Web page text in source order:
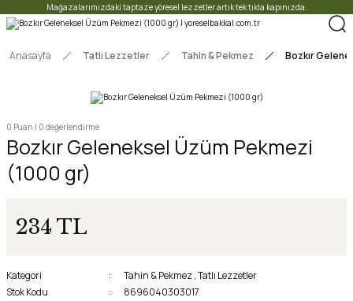
Mağazalarımızdaki taptaze yöresel lezzetler artık tek tıkla kapınızda.
Anasayfa Tatlı Lezzetler Tahin & Pekmez Bozkır
0 Puan | 0 değerlendirme
Bozkır Geleneksel Üzüm Pekmezi
(1000 gr)
234 TL
Kategori Tahin & Pekmez ,Tatlı Lezzetler
Stok Kodu
8696040303017